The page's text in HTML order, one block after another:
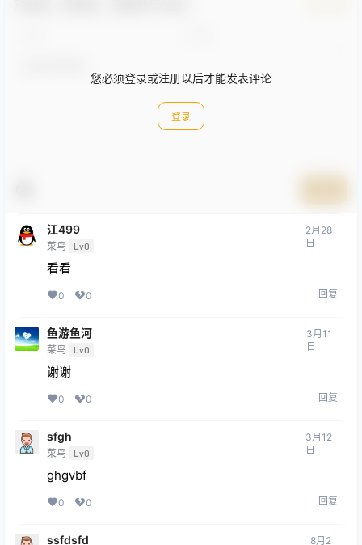
您必须登录或注册以后才能发表评论
登录
江499
菜鸟 Lv0
2月28
日
看看
0 0 回复
鱼游鱼河
菜鸟 Lv0
3月11
日
谢谢
0 0 回复
sfgh
菜鸟 Lv0
3月12
日
ghgvbf
0 0 回复
ssfdsfd 8月2